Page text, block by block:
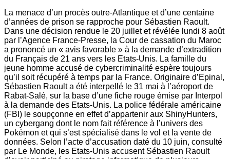
La menace d’un procès outre­-Atlantique et d’une centaine
d’années de prison se rapproche pour Sébastien Raoult.
Dans une décision rendue le 20 juillet et révélée lundi 8 août
par l’Agence France-Presse, la Cour de cassation du Maroc
a prononcé un « avis favorable » à la demande d’extradition
du Français de 21 ans vers les Etats­-Unis. La famille du
jeune homme accusé de cybercriminalité espère toujours
qu’il soit récupéré à temps par la France. Originaire d’Epinal,
Sébastien Raoult a été interpellé le 31 mai à l’aéroport de
Rabat­-Salé, sur la base d’une fiche rouge émise par Interpol
à la demande des Etats-Unis. La police fédérale américaine
(FBI) le soupçonne en effet d’appartenir aux ShinyHunters,
un cybergang dont le nom fait référence à l’univers des
Pokémon et qui s’est spécialisé dans le vol et la vente de
données. Selon l’acte d’accusation daté du 10 juin, consulté
par Le Monde, les Etats-­Unis accusent Sébastien Raoult